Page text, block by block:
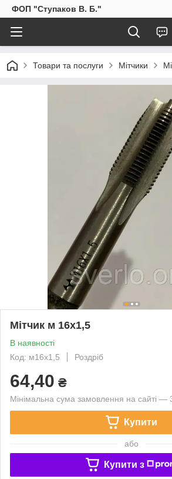
ФОП "Ступаков В. Б."
Товари та послуги Мітчики
Мітчик м 16х1,5
В наявності
Код: м16х1,5
Роздріб
64,40 ₴
Мінімальна сума замовлення на сайті —
Купити
або
Купити з